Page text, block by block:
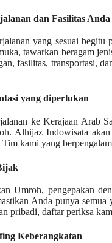
dan Fasilitas Anda
yang sesuai begitu
tawarkan beragam
fasilitas, transportasi,
yang diperlukan
ke Kerajaan Arab
Alhijaz Indowisata
Tim kami yang
Umroh, pengepakan
Anda punya
pribadi, daftar periksa
Keberangkatan